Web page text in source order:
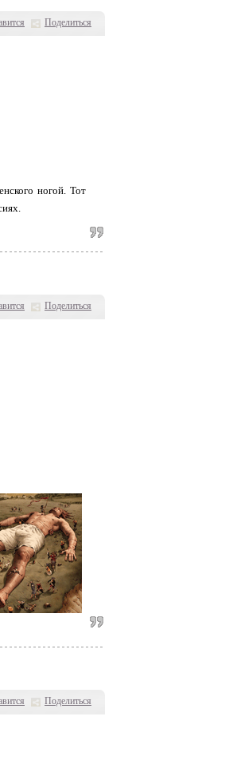
Поделиться
Поделиться
ногой. Тот
Поделиться